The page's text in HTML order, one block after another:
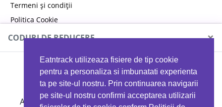
Eatntrack utilizeaza fisiere de tip cookie
pentru a personaliza si imbunatati experienta
ta pe site-ul nostru. Prin continuarea navigarii
pe site-ul nostru confirmi acceptarea utilizarii
Termeni și condiții
Politica Cookie
Politica de confidențialitate
CODURI DE REDUCERE ×
MYPROTEIN
Ai 40%reducere la orice comandă folosind codul